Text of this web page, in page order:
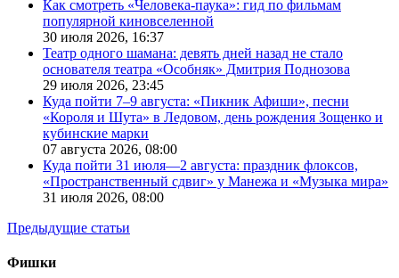
Как смотреть «Человека-паука»: гид по фильмам
популярной киновселенной
30 июля 2026, 16:37
Театр одного шамана: девять дней назад не стало
основателя театра «Особняк» Дмитрия Поднозова
29 июля 2026, 23:45
Куда пойти 7–9 августа: «Пикник Афиши», песни
«Короля и Шута» в Ледовом, день рождения Зощенко и
кубинские марки
07 августа 2026, 08:00
Куда пойти 31 июля—2 августа: праздник флоксов,
«Пространственный сдвиг» у Манежа и «Музыка мира»
31 июля 2026, 08:00
Предыдущие статьи
Фишки